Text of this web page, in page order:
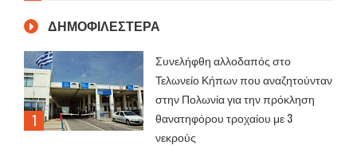
ΔΗΜΟΦΙΛΕΣΤΕΡΑ
Συνελήφθη αλλοδαπός στο
Τελωνείο Κήπων που αναζητούνταν
στην Πολωνία για την πρόκληση
θανατηφόρου τροχαίου με 3
νεκρούς